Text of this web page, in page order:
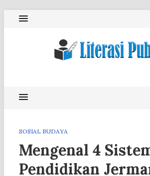
SOSIAL BUDAYA
Mengenal 4
Pendidikan